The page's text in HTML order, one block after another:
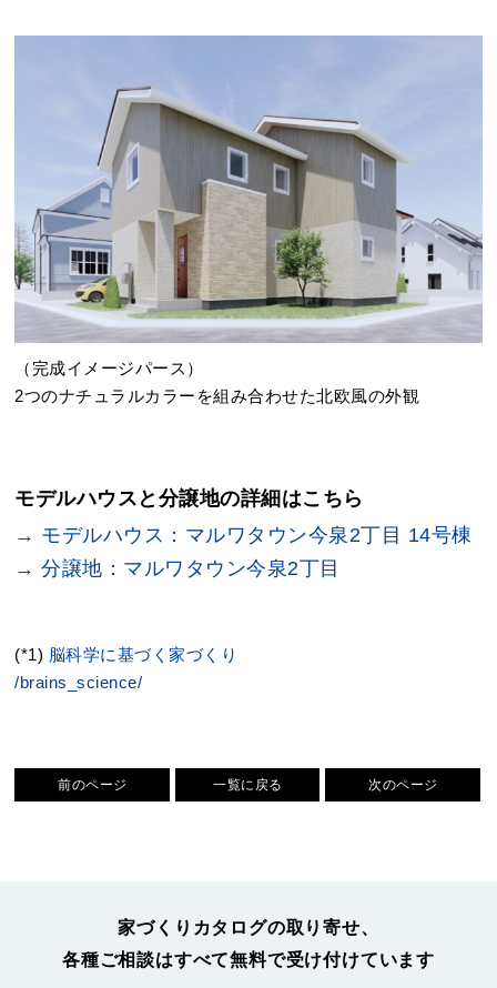
（完成イメージパース）
2つのナチュラルカラーを組み合わせた北欧風の外観
モデルハウスと分譲地の詳細はこちら
→ モデルハウス：マルワタウン今泉2丁目 14号棟
→ 分譲地：マルワタウン今泉2丁目
(*1) 脳科学に基づく家づくり
/brains_science/
前のページ 一覧に戻る 次のページ
家づくりカタログの取り寄せ、
各種ご相談はすべて無料で受け付けています